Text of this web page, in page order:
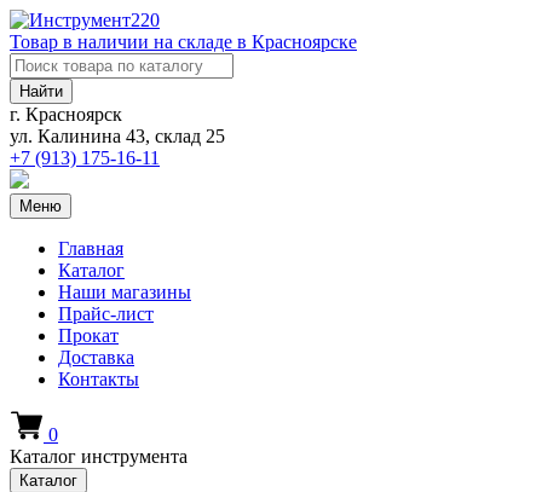
Товар в наличии на складе в Красноярске
Найти
г. Красноярск
ул. Калинина 43, склад 25
+7 (913) 175-16-11
Меню
Главная
Каталог
Наши магазины
Прайс-лист
Прокат
Доставка
Контакты
0
Каталог инструмента
Каталог